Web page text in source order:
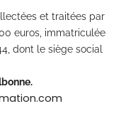
et traitées par
euros, immatriculée
dont le siège social